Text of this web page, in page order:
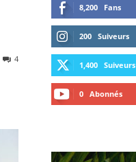
4
8,200 Fans
200 Suiveurs
1,400 Suiveurs
0 Abonnés